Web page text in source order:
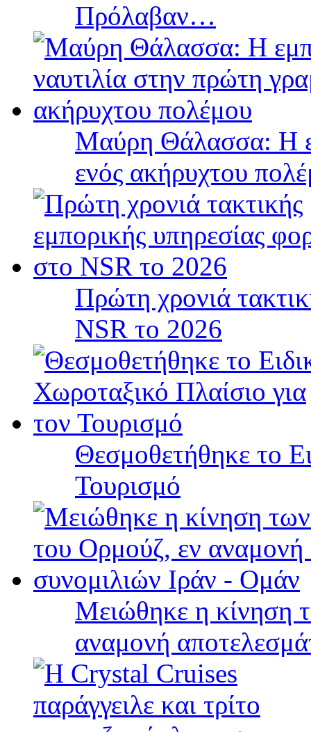
Πρόλαβαν…
Μαύρη Θάλασσα: Η
ενός ακήρυχτου
Πρώτη χρονιά
NSR το 2026
Θεσμοθετήθηκε το
Τουρισμό
Μειώθηκε η κίνηση
αναμονή